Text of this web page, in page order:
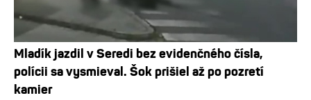
Mladík jazdil v Seredi bez evidenčného čísla,
polícii sa vysmieval. Šok prišiel až po pozretí
kamier